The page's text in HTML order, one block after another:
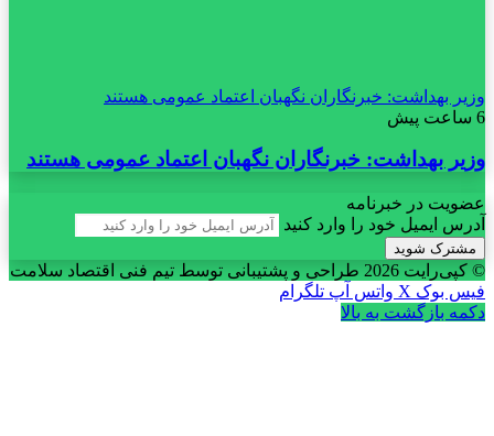
وزیر بهداشت: خبرنگاران نگهبان اعتماد عمومی هستند
6 ساعت پیش
وزیر بهداشت: خبرنگاران نگهبان اعتماد عمومی هستند
عضویت در خبرنامه
آدرس ایمیل خود را وارد کنید
© کپی‌رایت 2026
طراحی و پشتیبانی توسط تیم فنی اقتصاد سلامت
فیس بوک X واتس آپ تلگرام
دکمه بازگشت به بالا